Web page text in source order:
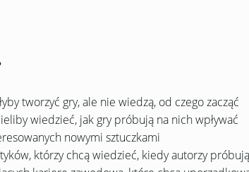
tworzyć gry, ale nie wiedzą, od czego zacząć
wiedzieć, jak gry próbują na nich wpływać
nowymi sztuczkami
którzy chcą wiedzieć, kiedy autorzy